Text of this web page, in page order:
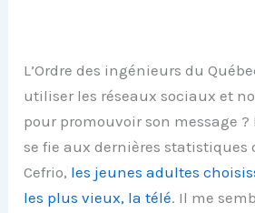
L’Ordre des ingénieurs du
utiliser les réseaux sociaux et
pour promouvoir son message ?
se fie aux dernières statistiques
Cefrio, les jeunes adultes
les plus vieux, la télé. Il me